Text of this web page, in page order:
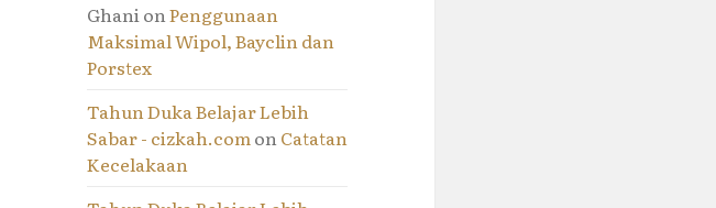
GhanionPenggunaan
Maksimal Wipol, Bayclin dan
Porstex
Tahun Duka Belajar Lebih
Sabar - cizkah.comonCatatan
Kecelakaan